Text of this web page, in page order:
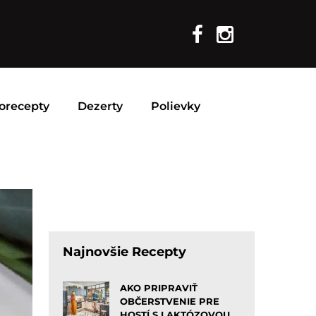
Dezerty Polievky
Najnovšie Recepty
AKO PRIPRAVIŤ
OBČERSTVENIE PRE